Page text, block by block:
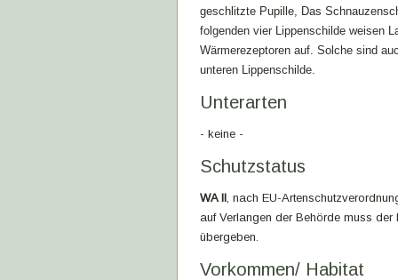
geschlitzte Pupille, Das
folgenden vier Lippenschilde weisen
Wärmerezeptoren auf. Solche sind
unteren Lippenschilde.
Unterarten
- keine -
Schutzstatus
WA II, nach EU-
auf Verlangen der Behörde muss
übergeben.
Vorkommen/ Habitat